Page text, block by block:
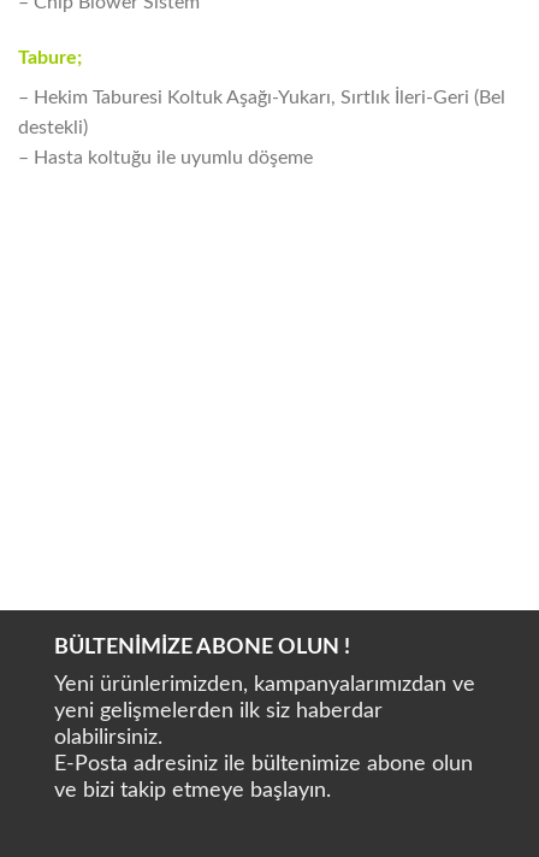
Tabure;
– Hekim Taburesi Koltuk Aşağı-Yukarı, Sırtlık İleri-Geri (Bel
destekli)
– Hasta koltuğu ile uyumlu döşeme
BÜLTENİMİZE ABONE OLUN !
Yeni ürünlerimizden, kampanyalarımızdan ve
yeni gelişmelerden ilk siz haberdar
olabilirsiniz.
E-Posta adresiniz ile bültenimize abone olun
ve bizi takip etmeye başlayın.